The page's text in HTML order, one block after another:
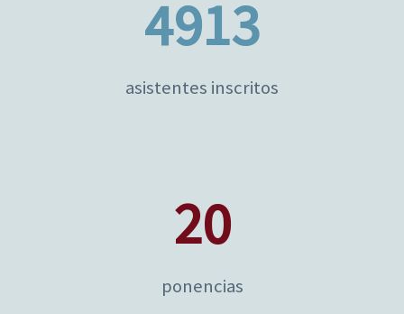
4913
asistentes inscritos
20
ponencias